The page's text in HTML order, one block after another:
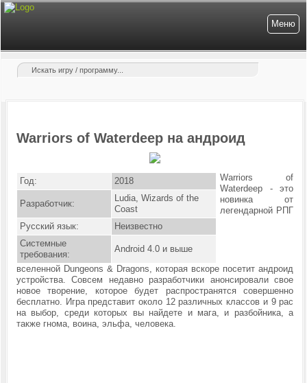
Меню
Warriors of Waterdeep на андроид
Год: 2018
Разработчик:
Ludia, Wizards of the
Coast
Русский язык:
Неизвестно
Системные
требования:
Android 4.0 и выше
Warriors of
Waterdeep - это
новинка от
легендарной РПГ
вселенной Dungeons & Dragons, которая вскоре посетит андроид
устройства. Совсем недавно разработчики анонсировали свое
новое творение, которое будет распространятся совершенно
бесплатно. Игра представит около 12 различных классов и 9 рас
на выбор, среди которых вы найдете и мага, и разбойника, а
также гнома, воина, эльфа, человека.